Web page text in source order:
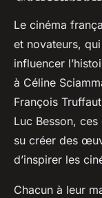
Le cinéma
et novateurs,
influencer
à Céline
François
Luc Besson,
su créer des
d’inspirer les
Chacun à leur